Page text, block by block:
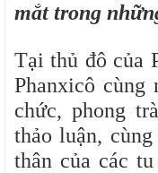
mắt trong
Tại thủ đô của
Phanxicô cùng
chức, phong
thảo luận,
thân của các